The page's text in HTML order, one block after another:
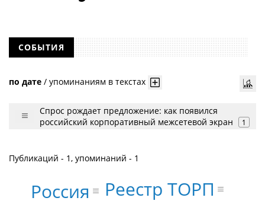
СОБЫТИЯ
по дате / упоминаниям в текстах
Спрос рождает предложение: как появился
российский корпоративный межсетевой экран
1
Публикаций - 1, упоминаний - 1
Реестр ТОРП
Россия